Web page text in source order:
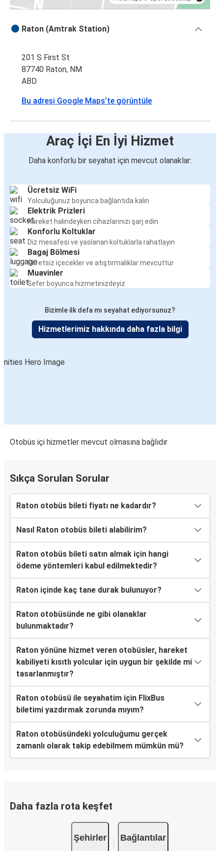
Raton (Amtrak Station)
201 S First St
87740 Raton, NM
ABD
Bu adresi Google Maps’te görüntüle
Araç İçi En İyi Hizmet
Daha konforlu bir seyahat için mevcut olanaklar:
Ücretsiz WiFi
Yolculuğunuz boyunca bağlantıda kalın
Elektrik Prizleri
Hareket halindeyken cihazlarınızı şarj edin
Konforlu Koltuklar
Diz mesafesi ve yaslanan koltuklarla rahatlayın
Bagaj Bölmesi
Ücretsiz içecekler ve atıştırmalıklar mevcuttur
Muavinler
Sefer boyunca hizmetinizdeyiz
Bizimle ilk defa mı seyahat ediyorsunuz?
Hizmetlerimiz hakkında daha fazla bilgi
Otobüs içi hizmetler mevcut olmasına bağlıdır
Sıkça Sorulan Sorular
Raton otobüs bileti fiyatı ne kadardır?
Nasıl Raton otobüs bileti alabilirim?
Raton otobüs bileti satın almak için hangi
ödeme yöntemleri kabul edilmektedir?
Raton içinde kaç tane durak bulunuyor?
Raton otobüsünde ne gibi olanaklar
bulunmaktadır?
Raton yönüne hizmet veren otobüsler, hareket
kabiliyeti kısıtlı yolcular için uygun bir şekilde mi
tasarlanmıştır?
Raton otobüsü ile seyahatim için FlixBus
biletimi yazdırmak zorunda mıyım?
Raton otobüsündeki yolculuğumu gerçek
zamanlı olarak takip edebilmem mümkün mü?
Daha fazla rota keşfet
Şehirler Bağlantılar